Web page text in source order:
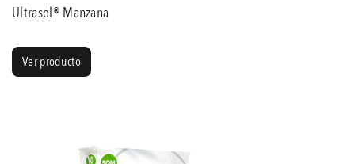
Ultrasol® Manzana
Ver producto